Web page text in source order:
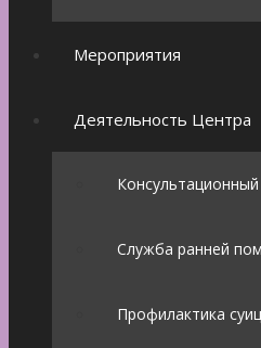
Мероприятия
Деятельность Центра
Служба ранней
Профилактика